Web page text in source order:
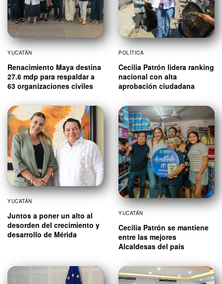
YUCATÁN
Renacimiento Maya destina
27.6 mdp para respaldar a
63 organizaciones civiles
POLÍTICA
Cecilia Patrón lidera ranking
nacional con alta
aprobación ciudadana
YUCATÁN
Juntos a poner un alto al
desorden del crecimiento y
desarrollo de Mérida
YUCATÁN
Cecilia Patrón se mantiene
entre las mejores
Alcaldesas del país